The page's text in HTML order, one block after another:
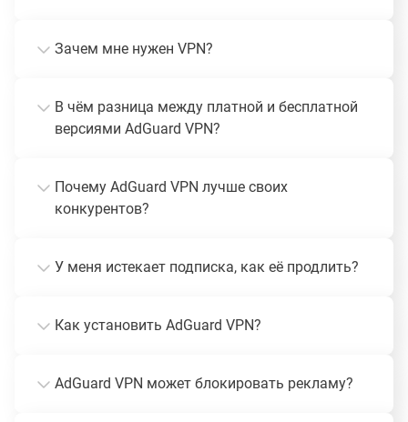
Зачем мне нужен VPN?
В чём разница между платной и бесплатной
версиями AdGuard VPN?
Почему AdGuard VPN лучше своих
конкурентов?
У меня истекает подписка, как её продлить?
Как установить AdGuard VPN?
AdGuard VPN может блокировать рекламу?